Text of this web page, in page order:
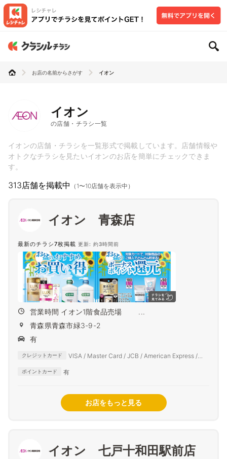
お店の名前からさがす イオン
イオン
の店舗・チラシ一覧
イオンの店舗・チラシを一覧形式で掲載しています。店舗情報や
オトクなチラシを見たいイオンのお店を簡単にチェックできま
す。
313店舗を掲載中 （1〜10店舗を表示中）
イオン 青森店
最新のチラシ7枚掲載 更新: 約3時間前
営業時間 イオン1階食品売場 ...
青森県青森市緑3-9-2
有
クレジットカード
VISA / Master Card / JCB / American Express /
ポイントカード 有
お店をもっと見る
イオン 七戸十和田駅前店